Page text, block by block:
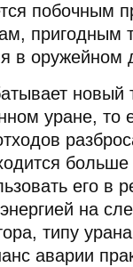
побочным
пригодным
в оружейном
новый
уране, то
его в
на
типу
аварии